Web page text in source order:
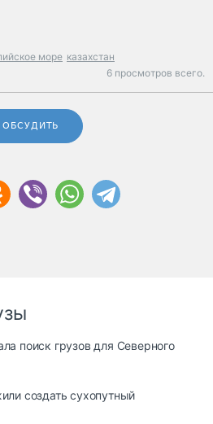
море казахстан
6 просмотров всего.
ОБСУДИТЬ
поиск грузов для Северного
создать сухопутный